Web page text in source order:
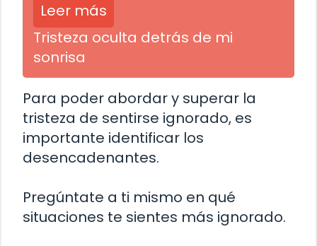
Leer más
Tristeza oculta detrás de mi
sonrisa
Para poder abordar y superar la
tristeza de sentirse ignorado, es
importante identificar los
desencadenantes.
Pregúntate a ti mismo en qué
situaciones te sientes más ignorado.